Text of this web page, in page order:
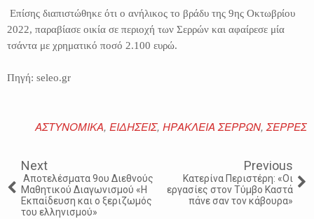
Επίσης διαπιστώθηκε ότι ο ανήλικος το βράδυ της 9ης Οκτωβρίου
2022, παραβίασε οικία σε περιοχή των Σερρών και αφαίρεσε μία
τσάντα με χρηματικό ποσό 2.100 ευρώ.
Πηγή: seleo.gr
ΑΣΤΥΝΟΜΙΚΑ, ΕΙΔΗΣΕΙΣ, ΗΡΑΚΛΕΙΑ ΣΕΡΡΩΝ, ΣΕΡΡΕΣ
Next
Αποτελέσματα 9ου Διεθνούς
Μαθητικού Διαγωνισμού «Η
Εκπαίδευση και ο ξεριζωμός
του ελληνισμού»
Previous
Κατερίνα Περιστέρη: «Οι
εργασίες στον Τύμβο Καστά
πάνε σαν τον κάβουρα»